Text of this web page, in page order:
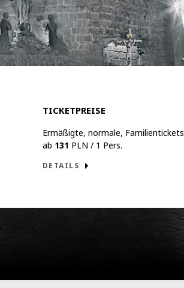
TICKETPREISE
Ermäßigte, normale, Familientickets
ab 131 PLN / 1 Pers.
DETAILS